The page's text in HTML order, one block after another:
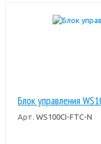
Блок управления
Арт. WS100CI-FTC-N